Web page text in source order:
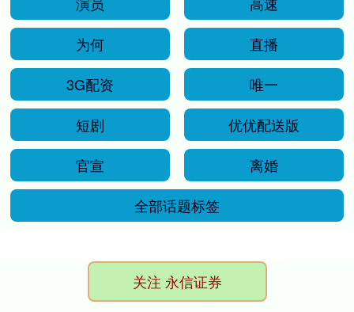
为何
直播
3G配资
唯一
短剧
优优配送版
官宣
离婚
全部话题标签
关注 永信证券